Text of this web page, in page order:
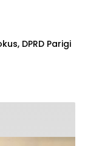
DPRD Parigi